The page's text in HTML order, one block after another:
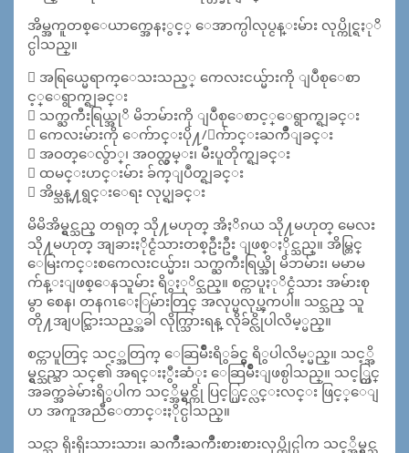
အိမ္အကူတစ္ေယာက္အေနႏွင့္ ေအာက္ပါလုပ္ငန္းမ်ား လုပ္ကိုင္ရႏုိ
င္ပါသည္။
 အရြယ္မေရာက္ေသးသည့္ ကေလးငယ္မ်ားကို ျပဳစုေစာ
င့္ေရွာက္ရျခင္း
 သက္ႀကီးရြယ္အုိ မိဘမ်ားကို ျပဳစုေစာင့္ေရွာက္ရျခင္း
 ကေလးမ်ားကို ေက်ာင္းပို႔/ေက်ာင္းႀကိဳျခင္း
 အဝတ္ေလွ်ာ္၊ အဝတ္လွမ္း၊ မီးပူတိုက္ရျခင္း
 ထမင္းဟင္းမ်ား ခ်က္ျပဳတ္ရျခင္း
 အိမ္သန္႔ရွင္းေရး လုပ္ရျခင္း
မိမိအိမ္ရွင္သည္ တရုတ္ သို႔မဟုတ္ အိႏိၵယ သို႔မဟုတ္ မေလး
သို႔မဟုတ္ အျခားႏိုင္ငံသားတစ္ဦးဦး ျဖစ္ႏိုင္သည္။ အိမ္တြင္
ေမြးကင္းစကေလးငယ္မ်ား၊ သက္ႀကီးရြယ္အို မိဘမ်ား၊ မမာမ
က်န္းျဖစ္ေနသူမ်ား ရိွႏုိင္သည္။ စင္ကာပူႏုိင္ငံသား အမ်ားစု
မွာ စေန၊ တနဂၤေႏြမ်ားတြင္ အလုပ္မလုပ္ၾကပါ။ သင္သည္ သူ
တို႔အျပင္သြားသည့္အခါ လိုက္သြားရန္ လိုခ်င္လိုပါလိမ့္မည္။
စင္ကာပူတြင္ သင့္အတြက္ ေဆြမ်ိဳးရိွခ်င္မွ ရိွပါလိမ့္မည္။ သင့္အိ
မ္ရွင္သည္သာ သင္၏ အရင္းႏွီးဆံုး ေဆြမ်ိဳးျဖစ္ပါသည္။ သင့္တြင္
အခက္အခဲမ်ားရိွပါက သင့္အိမ္ရွင္ကို ပြင့္ပြင့္လင္းလင္း ဖြင့္ေျ
ပာ အကူအညီေတာင္းႏိုင္ပါသည္။
သင္သာ ရိုးရိုးသားသား၊ ႀကိဳးႀကိဳးစားစားလုပ္ကိုင္ပါက သင့္အိမ္ရွင္သ